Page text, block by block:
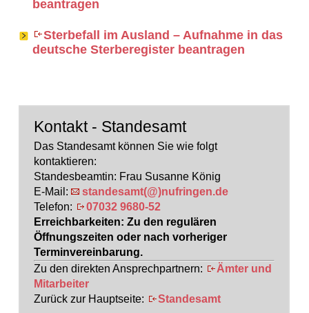
beantragen
Sterbefall im Ausland – Aufnahme in das
deutsche Sterberegister beantragen
Kontakt - Standesamt
Das Standesamt können Sie wie folgt
kontaktieren:
Standesbeamtin: Frau Susanne König
E-Mail:
standesamt(@)nufringen.de
Telefon:
07032 9680-52
Erreichbarkeiten: Zu den regulären
Öffnungszeiten oder nach vorheriger
Terminvereinbarung.
Zu den direkten Ansprechpartnern:
Ämter und
Mitarbeiter
Zurück zur Hauptseite:
Standesamt